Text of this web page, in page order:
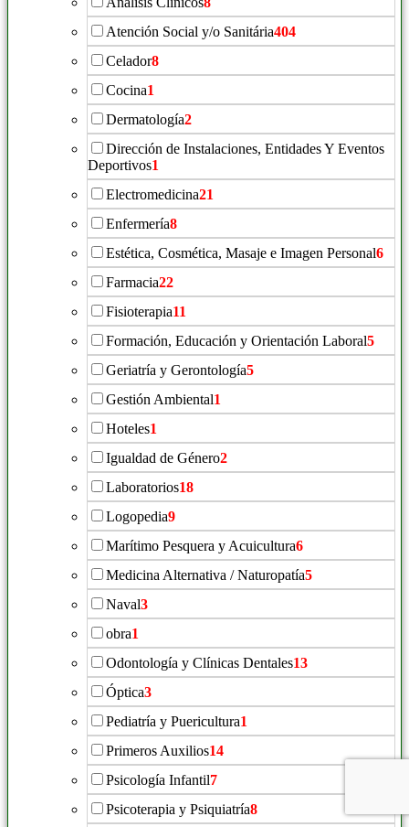
Atención Social y/o Sanitária404
Celador8
Cocina1
Dermatología2
Dirección de Instalaciones, Entidades Y Eventos
Deportivos1
Electromedicina21
Enfermería8
Estética, Cosmética, Masaje e Imagen Personal6
Farmacia22
Fisioterapia11
Formación, Educación y Orientación Laboral5
Geriatría y Gerontología5
Gestión Ambiental1
Hoteles1
Igualdad de Género2
Laboratorios18
Logopedia9
Marítimo Pesquera y Acuicultura6
Medicina Alternativa / Naturopatía5
Naval3
obra1
Odontología y Clínicas Dentales13
Óptica3
Pediatría y Puericultura1
Primeros Auxilios14
Psicología Infantil7
Psicoterapia y Psiquiatría8